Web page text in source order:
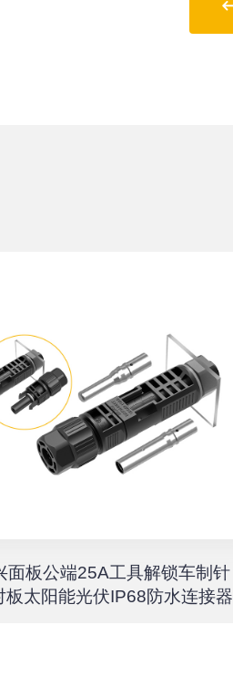
面板公端25A工具解锁车制针
板太阳能光伏IP68防水连接器